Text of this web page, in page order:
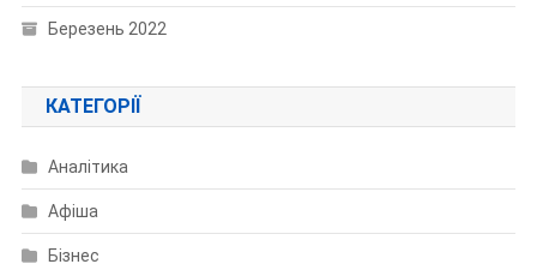
Березень 2022
КАТЕГОРІЇ
Аналітика
Афіша
Бізнес